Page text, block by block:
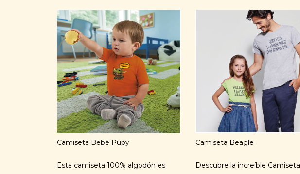
Camiseta Bebé Pupy
Esta camiseta 100% algodón es
Camiseta Beagle
Descubre la increíble Camiseta